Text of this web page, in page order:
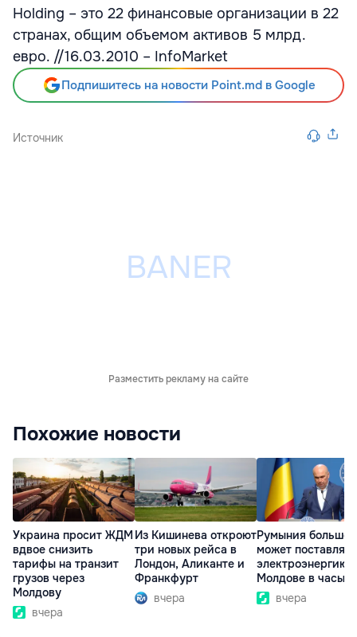
Holding – это 22 финансовые организации в 22
странах, общим объемом активов 5 млрд.
евро. //16.03.2010 – InfoMarket
Подпишитесь на новости Point.md в Google
Источник
Разместить рекламу на сайте
Похожие новости
Украина просит ЖДМ
вдвое снизить
тарифы на транзит
грузов через
Молдову
вчера
Из Кишинева откроют
три новых рейса в
Лондон, Аликанте и
Франкфурт
вчера
Румыния больше
может поставлять
электроэнергию
Молдове в часы
вчера